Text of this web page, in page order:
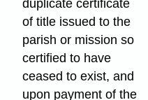
duplicate certificate
of title issued to the
parish or mission so
certified to have
ceased to exist, and
upon payment of the